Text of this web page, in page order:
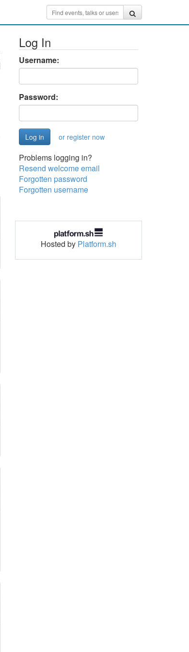
Log In
Username:
Password:
or register now
Problems logging in?
Resend welcome email
Forgotten password
Forgotten username
Hosted by Platform.sh